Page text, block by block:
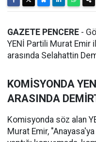
GAZETE PENCERE -
YENİ Partili Murat Emir
arasında Selahattin
KOMİSYONDA
ARASINDA
Komisyonda söz alan
Murat Emir,